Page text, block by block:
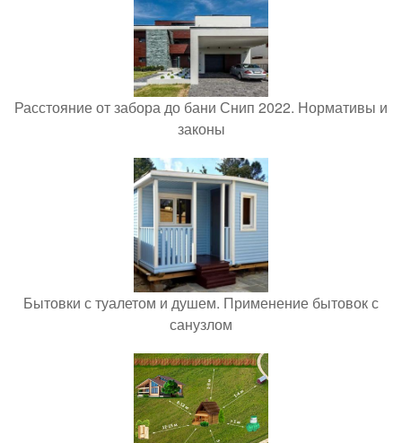
Расстояние от забора до бани Снип 2022. Нормативы и
законы
Бытовки с туалетом и душем. Применение бытовок с
санузлом